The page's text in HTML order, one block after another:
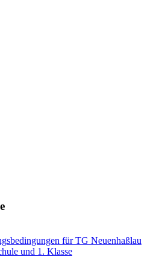
für TG Neuenhaßlau
und 1. Klasse